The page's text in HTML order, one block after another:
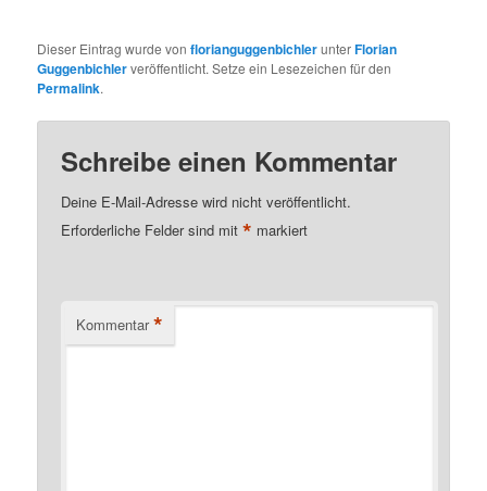
Dieser Eintrag wurde vonflorianguggenbichlerunterFlorian
Guggenbichlerveröffentlicht. Setze ein Lesezeichen für den
Permalink.
Schreibe einen Kommentar
Deine E-Mail-Adresse wird nicht veröffentlicht.
Erforderliche Felder sind mit* markiert
Kommentar *